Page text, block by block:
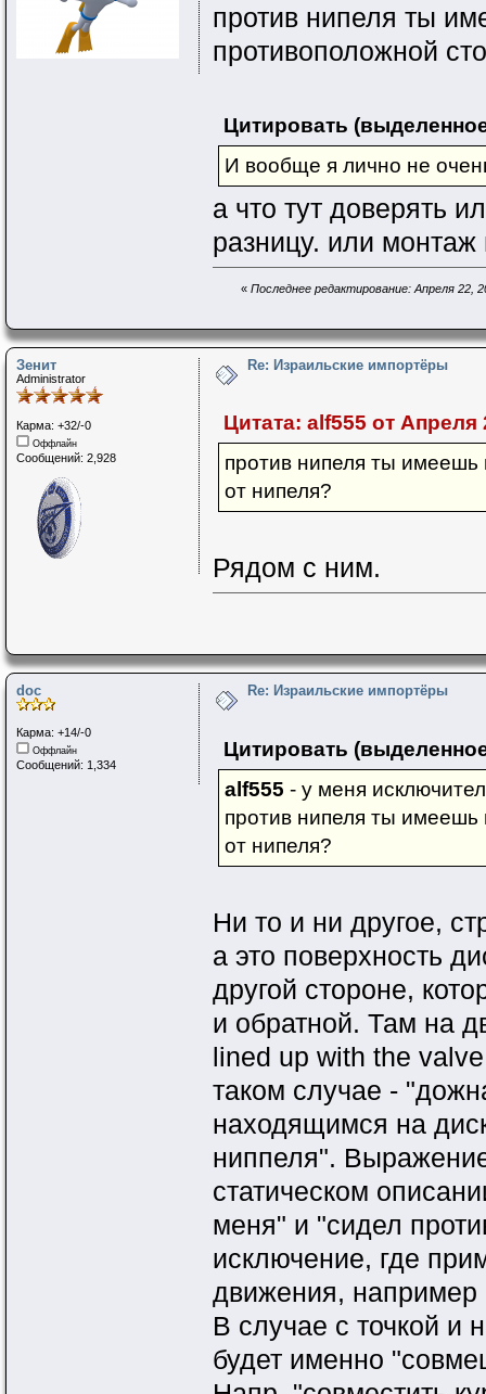
против нипеля ты
противоположной
Цитировать
И вообще я лично не
а что тут доверять
разницу. или
« Последнее редактирование: Апреля 22,
Зенит
Administrator
Карма: +32/-0
Оффлайн
Сообщений: 2,928
Re: Израильские импортёры
Цитата: alf555 от Апреля
против нипеля ты
от нипеля?
Рядом с ним.
doc
Карма: +14/-0
Оффлайн
Сообщений: 1,334
Re: Израильские импортёры
Цитировать
alf555 - у меня
против нипеля ты
от нипеля?
Ни то и ни другое,
а это поверхность
другой стороне,
и обратной. Там на
lined up with the
таком случае -
находящимся на
ниппеля".
статическом
меня" и "сидел
исключение, где
движения, например
В случае с точкой и
будет именно